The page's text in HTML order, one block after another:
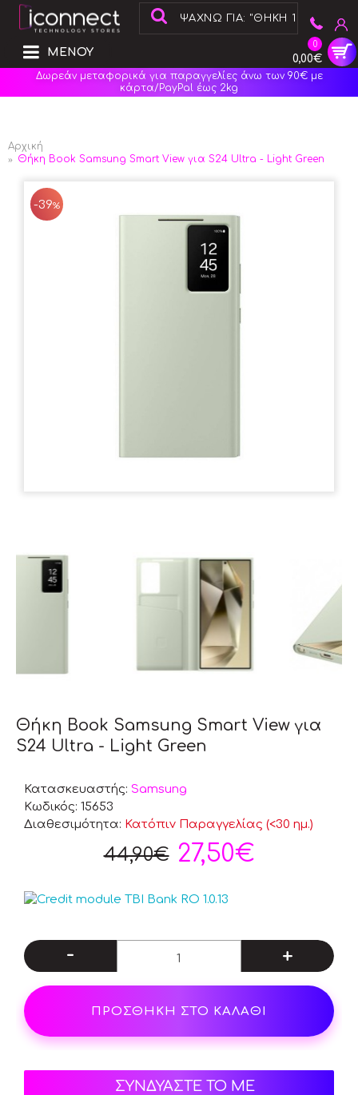
0
0,00€
ΜΕΝΟΥ
Δωρεάν μεταφορικά για παραγγελίες άνω των 90€ με
κάρτα/PayPal έως 2kg
Αρχική
Θήκη Book Samsung Smart View για S24 Ultra - Light Green
-39%
Θήκη Book Samsung Smart View για
S24 Ultra - Light Green
Κατασκευαστής: Samsung
Κωδικός: 15653
Διαθεσιμότητα: Κατόπιν Παραγγελίας (<30 ημ.)
44,90€ 27,50€
- +
ΠΡΟΣΘΗΚΗ ΣΤΟ ΚΑΛΑΘΙ
ΣΥΝΔΥΑΣΤΕ ΤΟ ΜΕ